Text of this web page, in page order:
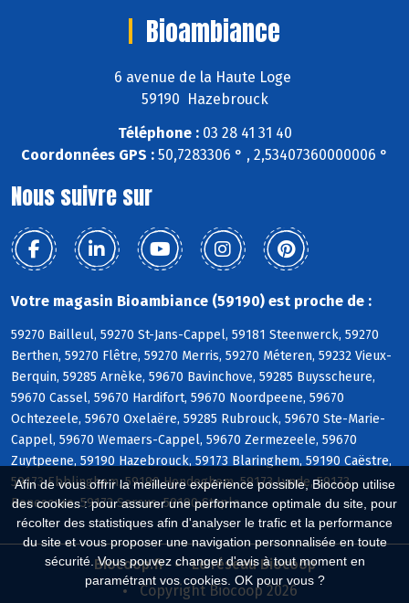
Afin de vous offrir la meilleure expérience possible, Biocoop utilise
des cookies : pour assurer une performance optimale du site, pour
récolter des statistiques afin d'analyser le trafic et la performance
du site et vous proposer une navigation personnalisée en toute
sécurité. Vous pouvez changer d'avis à tout moment en
paramétrant vos cookies. OK pour vous ?
Bioambiance
6 avenue de la Haute Loge
59190 Hazebrouck
Téléphone :03 28 41 31 40
Coordonnées GPS : 50,7283306 ° , 2,53407360000006 °
Nous suivre sur
Votre magasin Bioambiance (59190) est proche de :
59270 Bailleul, 59270 St-Jans-Cappel, 59181 Steenwerck, 59270
Berthen, 59270 Flêtre, 59270 Merris, 59270 Méteren, 59232 Vieux-
Berquin, 59285 Arnèke, 59670 Bavinchove, 59285 Buysscheure,
59670 Cassel, 59670 Hardifort, 59670 Noordpeene, 59670
Ochtezeele, 59670 Oxelaëre, 59285 Rubrouck, 59670 Ste-Marie-
Cappel, 59670 Wemaers-Cappel, 59670 Zermezeele, 59670
Zuytpeene, 59190 Hazebrouck, 59173 Blaringhem, 59190 Caëstre,
59173 Ebblinghem, 59190 Hondeghem, 59173 Lynde, 59173
Renescure, 59173 Sercus, 59190 Staple
Biocoop.fr
Le réseau Biocoop
Copyright Biocoop 2026